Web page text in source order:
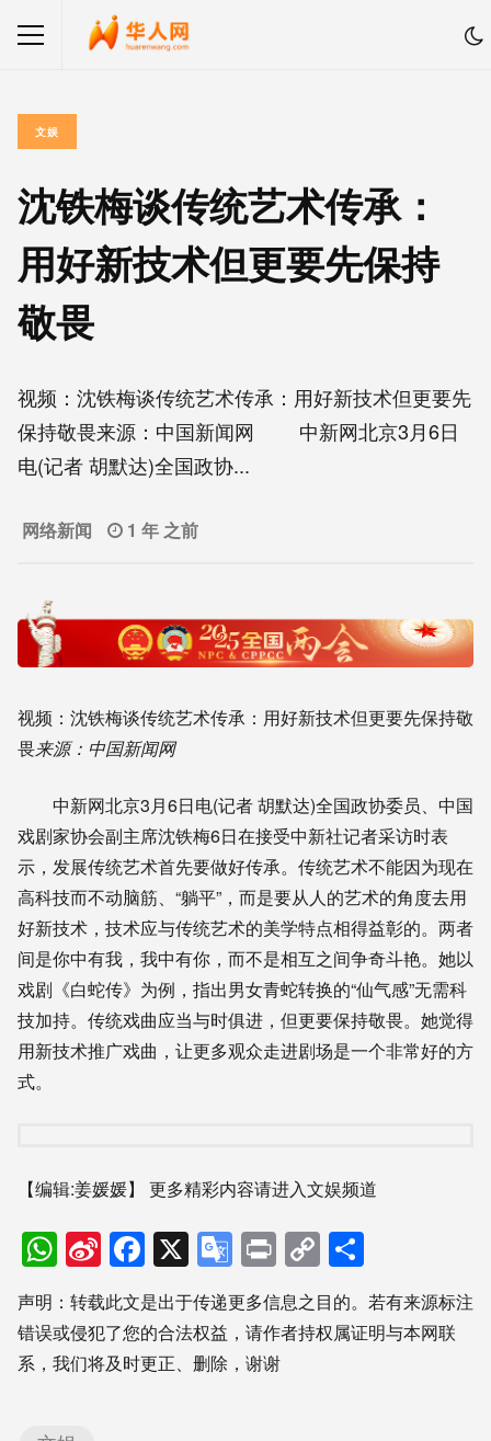
文娱
沈铁梅谈传统艺术传承：
用好新技术但更要先保持
敬畏
视频：沈铁梅谈传统艺术传承：用好新技术但更要先
保持敬畏来源：中国新闻网 中新网北京3月6日
电(记者 胡默达)全国政协...
网络新闻 1 年 之前
视频：沈铁梅谈传统艺术传承：用好新技术但更要先保持敬
畏来源：中国新闻网
中新网北京3月6日电(记者 胡默达)全国政协委员、中国
戏剧家协会副主席沈铁梅6日在接受中新社记者采访时表
示，发展传统艺术首先要做好传承。传统艺术不能因为现在
高科技而不动脑筋、“躺平”，而是要从人的艺术的角度去用
好新技术，技术应与传统艺术的美学特点相得益彰的。两者
间是你中有我，我中有你，而不是相互之间争奇斗艳。她以
戏剧《白蛇传》为例，指出男女青蛇转换的“仙气感”无需科
技加持。传统戏曲应当与时俱进，但更要保持敬畏。她觉得
用新技术推广戏曲，让更多观众走进剧场是一个非常好的方
式。
【编辑:姜媛媛】 更多精彩内容请进入文娱频道
WhatsApp
Sina
Weibo
Facebook
X Google
Translate
PrintCopy
Link享
声明：转载此文是出于传递更多信息之目的。若有来源标注
错误或侵犯了您的合法权益，请作者持权属证明与本网联
系，我们将及时更正、删除，谢谢